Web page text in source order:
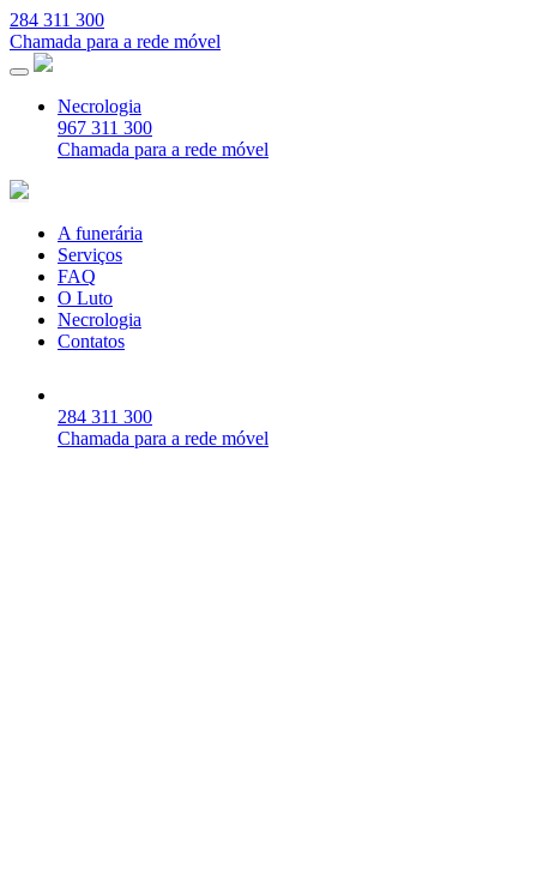
284 311 300
Chamada para a rede móvel
Necrologia
967 311 300
Chamada para a rede móvel
A funerária
Serviços
FAQ
O Luto
Necrologia
Contatos
284 311 300
Chamada para a rede móvel